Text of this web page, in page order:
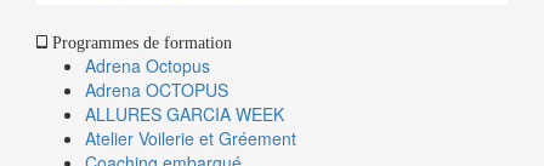
Programmes de formation
Adrena Octopus
Adrena OCTOPUS
ALLURES GARCIA WEEK
Atelier Voilerie et Gréement